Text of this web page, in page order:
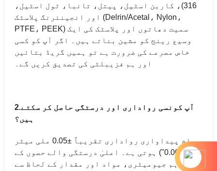
316)، کاربن اسٹیل، پیتل، تانبا، ٹول اسٹیل،
اور انجینئرنگ پلاسٹک (Delrin/Acetal، Nylon،
PTFE، PEEK) سمیت دھاتوں اور پلاسٹک کی ایک
وسیع رینج کو مشین بناتے ہیں۔ اگر آپ کو کسی
خاص مصرعے کی ضرورت ہے تو ہمیں گریڈ بتائیں
اور ہم فزیبلٹی کی تصدیق کریں گے۔
2.آپ کونسی رواداری اور درستگی حاصل کر سکتے
ہیں؟
عام پیداواری رواداری تقریباً ±0.05 ملی میٹر
(±0.002") ہوتی ہے۔ اعلیٰ درستگی والے حصوں کے
لیے ہم جیومیٹری، مواد اور مقدار کے لحاظ سے